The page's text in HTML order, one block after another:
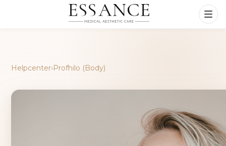
Helpcenter›Profhilo (Body)